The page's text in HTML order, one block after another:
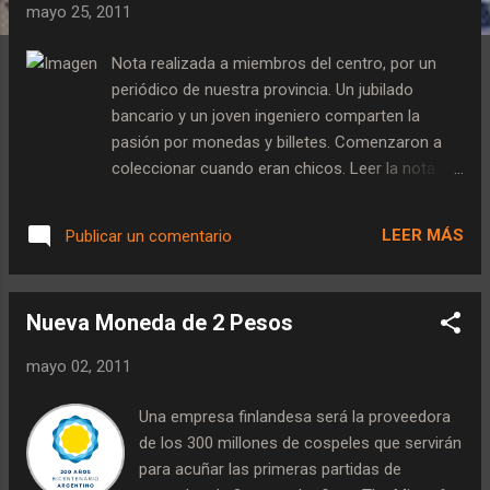
mayo 25, 2011
Nota realizada a miembros del centro, por un
periódico de nuestra provincia. Un jubilado
bancario y un joven ingeniero comparten la
pasión por monedas y billetes. Comenzaron a
coleccionar cuando eran chicos. Leer la nota.
Publicar un comentario LEER MÁS
Nueva Moneda de 2 Pesos
mayo 02, 2011
Una empresa finlandesa será la proveedora
de los 300 millones de cospeles que servirán
para acuñar las primeras partidas de